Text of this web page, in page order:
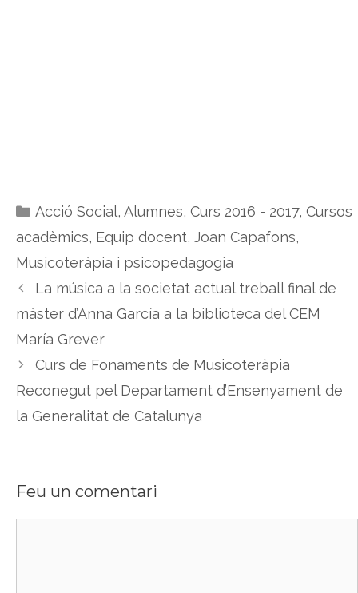
Categories
Acció Social, Alumnes, Curs 2016 - 2017, Cursos
acadèmics, Equip docent, Joan Capafons,
Musicoteràpia i psicopedagogia
La música a la societat actual treball final de
màster d’Anna García a la biblioteca del CEM
María Grever
Curs de Fonaments de Musicoteràpia
Reconegut pel Departament d’Ensenyament de
la Generalitat de Catalunya
Feu un comentari